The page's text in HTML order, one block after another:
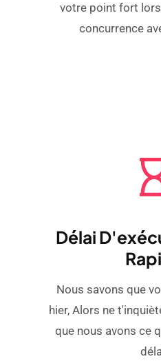
votre point fort
concurrence
Délai
Nous savons que
hier, Alors ne
que nous avons ce